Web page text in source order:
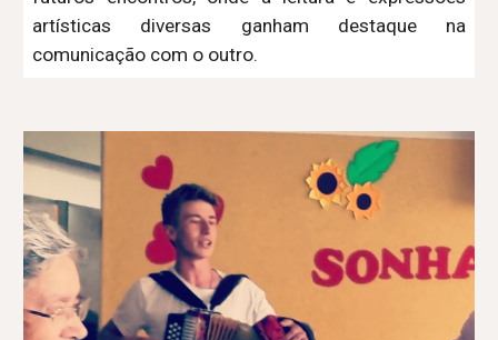
artísticas diversas ganham destaque na
comunicação com o outro.